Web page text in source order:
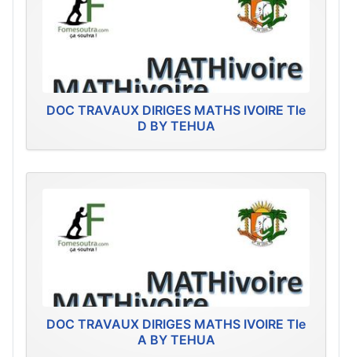
DOC TRAVAUX DIRIGES MATHS IVOIRE Tle
D BY TEHUA
DOC TRAVAUX DIRIGES MATHS IVOIRE Tle
A BY TEHUA